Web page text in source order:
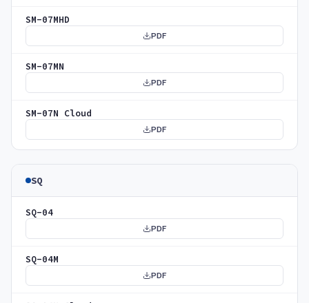
SM-07MHD
PDF
SM-07MN
PDF
SM-07N Cloud
PDF
SQ
SQ-04
PDF
SQ-04M
PDF